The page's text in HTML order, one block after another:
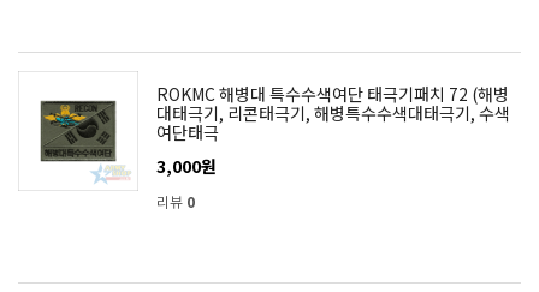
ROKMC 해병대 특수수색여단 태극기패치 72 (해병
대태극기, 리콘태극기, 해병특수수색대태극기, 수색
여단태극
3,000원
리뷰 0